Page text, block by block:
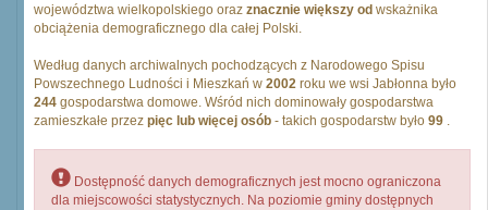
województwa wielkopolskiego oraz znacznie większy od wskażnika
obciążenia demograficznego dla całej Polski.
Według danych archiwalnych pochodzących z Narodowego Spisu
Powszechnego Ludności i Mieszkań w 2002 roku we wsi Jabłonna było
244 gospodarstwa domowe. Wśród nich dominowały gospodarstwa
zamieszkałe przez pięc lub więcej osób - takich gospodarstw było 99 .
Dostępność danych demograficznych jest mocno ograniczona
dla miejscowości statystycznych. Na poziomie gminy dostępnych